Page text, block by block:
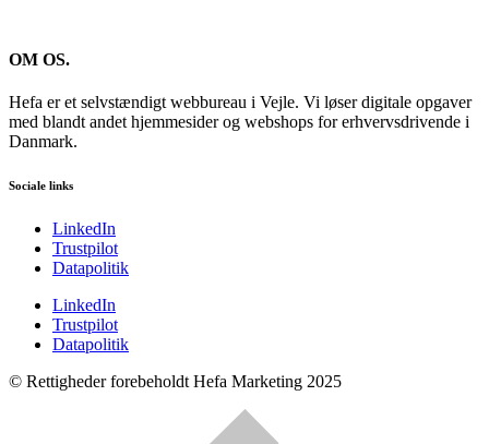
OM OS.
Hefa er et selvstændigt webbureau i Vejle. Vi løser digitale opgaver
med blandt andet hjemmesider og webshops for erhvervsdrivende i
Danmark.
Sociale links
LinkedIn
Trustpilot
Datapolitik
LinkedIn
Trustpilot
Datapolitik
© Rettigheder forebeholdt Hefa Marketing 2025